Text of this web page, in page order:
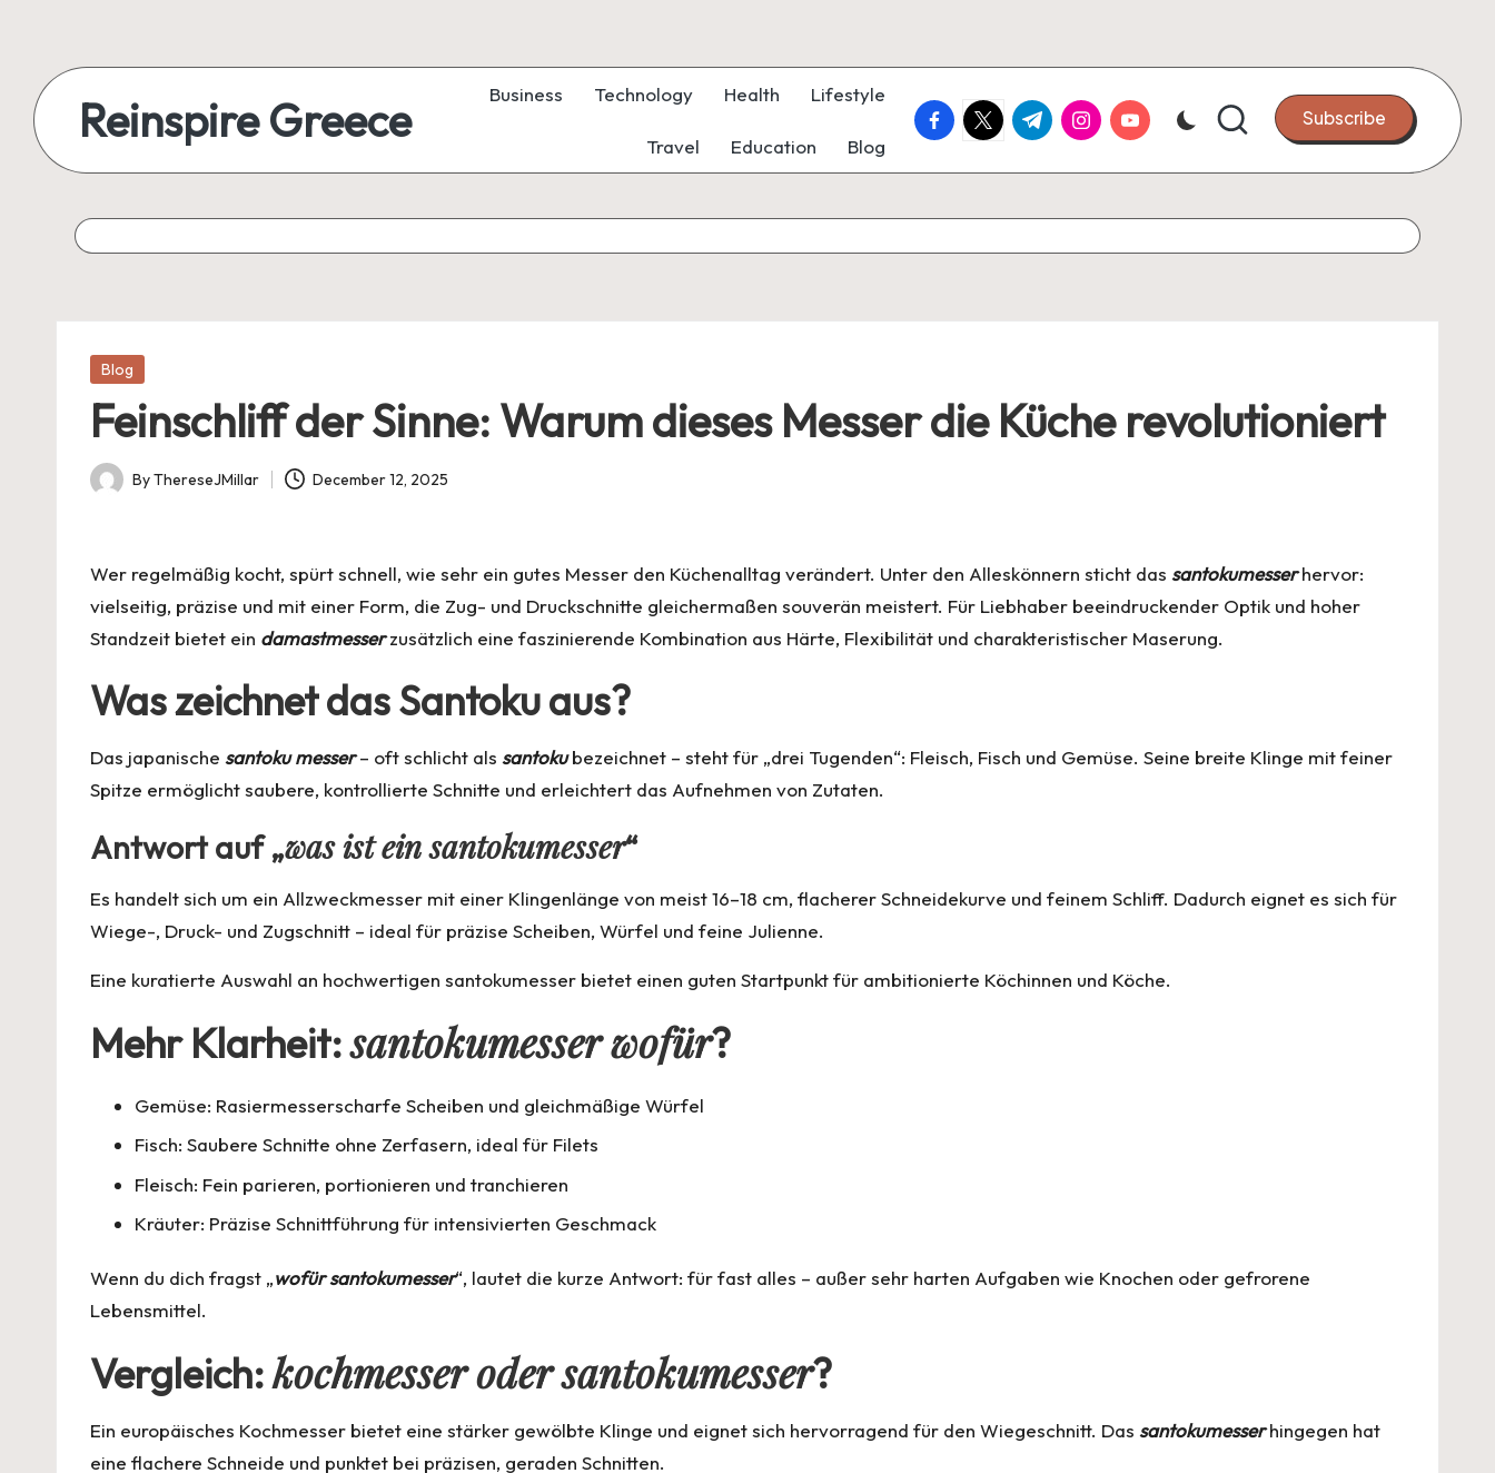
Reinspire Greece Business Technology Health Lifestyle
Travel Education Blog
facebook.com
twitter.com
t.me instagram.com
youtube.com Subscribe
Posted
Blog
Feinschliff der Sinne: Warum dieses Messer die Küche revolutioniert
Posted
ByThereseJMillar December 12, 2025
Wer regelmäßig kocht, spürt schnell, wie sehr ein gutes Messer den Küchenalltag verändert. Unter den Alleskönnern sticht das santokumesserhervor:
vielseitig, präzise und mit einer Form, die Zug- und Druckschnitte gleichermaßen souverän meistert. Für Liebhaber beeindruckender Optik und hoher
Standzeit bietet ein damastmesserzusätzlich eine faszinierende Kombination aus Härte, Flexibilität und charakteristischer Maserung.
Was zeichnet das Santoku aus?
Das japanische santoku messer– oft schlicht als santokubezeichnet – steht für „drei Tugenden“: Fleisch, Fisch und Gemüse. Seine breite Klinge mit feiner
Spitze ermöglicht saubere, kontrollierte Schnitte und erleichtert das Aufnehmen von Zutaten.
Antwort auf „was ist ein santokumesser“
Es handelt sich um ein Allzweckmesser mit einer Klingenlänge von meist 16–18 cm, flacherer Schneidekurve und feinem Schliff. Dadurch eignet es sich für
Wiege-, Druck- und Zugschnitt – ideal für präzise Scheiben, Würfel und feine Julienne.
Eine kuratierte Auswahl an hochwertigen santokumesser bietet einen guten Startpunkt für ambitionierte Köchinnen und Köche.
Mehr Klarheit:santokumesser wofür?
Gemüse: Rasiermesserscharfe Scheiben und gleichmäßige Würfel
Fisch: Saubere Schnitte ohne Zerfasern, ideal für Filets
Fleisch: Fein parieren, portionieren und tranchieren
Kräuter: Präzise Schnittführung für intensivierten Geschmack
Wenn du dich fragst „wofür santokumesser“, lautet die kurze Antwort: für fast alles – außer sehr harten Aufgaben wie Knochen oder gefrorene
Lebensmittel.
Vergleich:kochmesser oder santokumesser?
Ein europäisches Kochmesser bietet eine stärker gewölbte Klinge und eignet sich hervorragend für den Wiegeschnitt. Das santokumesserhingegen hat
eine flachere Schneide und punktet bei präzisen, geraden Schnitten.